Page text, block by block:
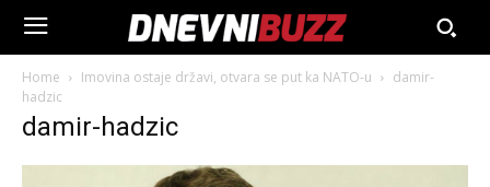
Home Imovina ostaje državi, otvara se put ka NATO-u
damir-
hadzic
damir-hadzic